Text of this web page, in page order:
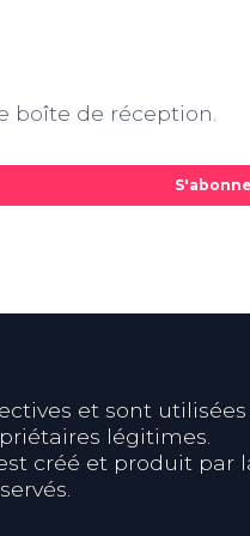
boîte de réception.
et sont
légitimes.
créé et produit par